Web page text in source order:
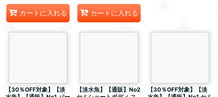
カートに入れる カートに入れる
【30％OFF対象】【淡
【淡水魚】【通販】No2
【30％OFF対象】【淡